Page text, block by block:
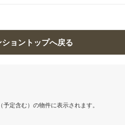
ョントップへ戻る
定含む）の物件に表示されます。